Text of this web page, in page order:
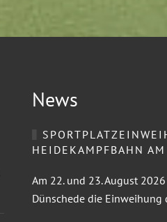
News
HEIDEKAMPFBAHN
Am 22. und 23. August
Dünschede die